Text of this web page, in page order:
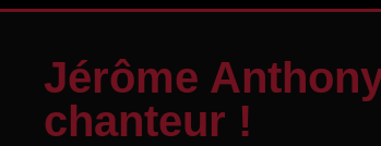
Jérôme
chanteur !